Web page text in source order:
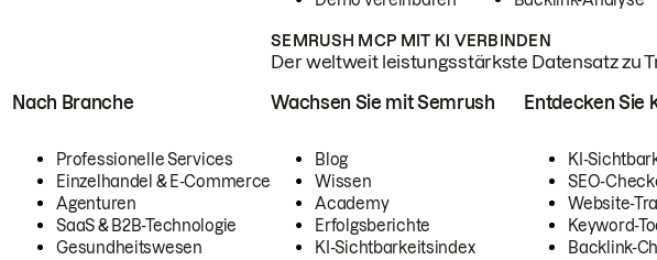
SEMRUSH MCP MIT KI VERBINDEN
Der weltweit leistungsstärkste Datensatz zu
Nach Branche
Professionelle Services
Einzelhandel & E-Commerce
Agenturen
SaaS & B2B-Technologie
Gesundheitswesen
Wachsen Sie mit Semrush
Blog
Wissen
Academy
Erfolgsberichte
KI-Sichtbarkeitsindex
Entdecken Sie
KI-
SEO-
Website-
Keyword-
Backlink-